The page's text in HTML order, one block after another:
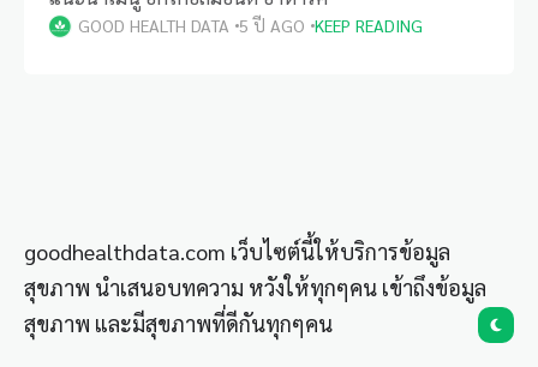
GOOD HEALTH DATA 5 ปี AGO KEEP READING
goodhealthdata.com เว็บไซต์นี้ให้บริการข้อมูล
สุขภาพ นำเสนอบทความ หวังให้ทุกๆคน เข้าถึงข้อมูล
สุขภาพ และมีสุขภาพที่ดีกันทุกๆคน